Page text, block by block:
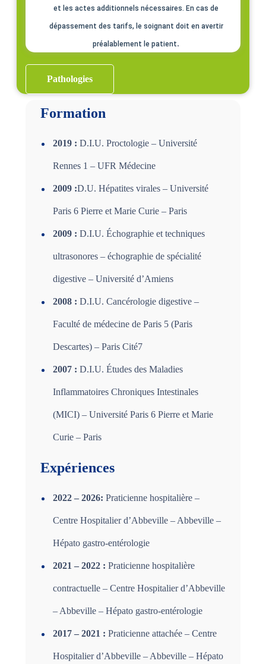
et les actes additionnels nécessaires. En cas de
dépassement des tarifs, le soignant doit en avertir
préalablement le patient.
Pathologies
Formation
2019 : D.I.U. Proctologie – Université
Rennes 1 – UFR Médecine
2009 :D.U. Hépatites virales – Université
Paris 6 Pierre et Marie Curie – Paris
2009 : D.I.U. Échographie et techniques
ultrasonores – échographie de spécialité
digestive – Université d’Amiens
2008 : D.I.U. Cancérologie digestive –
Faculté de médecine de Paris 5 (Paris
Descartes) – Paris Cité7
2007 : D.I.U. Études des Maladies
Inflammatoires Chroniques Intestinales
(MICI) – Université Paris 6 Pierre et Marie
Curie – Paris
Expériences
2022 – 2026: Praticienne hospitalière –
Centre Hospitalier d’Abbeville – Abbeville –
Hépato gastro-entérologie
2021 – 2022 : Praticienne hospitalière
contractuelle – Centre Hospitalier d’Abbeville
– Abbeville – Hépato gastro-entérologie
2017 – 2021 : Praticienne attachée – Centre
Hospitalier d’Abbeville – Abbeville – Hépato